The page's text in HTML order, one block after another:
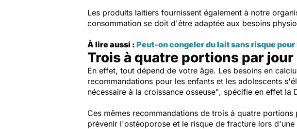
Les produits laitiers fournissent également à notre
consommation se doit d'être adaptée aux besoins
À lire aussi : Peut-on congeler du lait sans risque pour
Trois à quatre portions par
En effet, tout dépend de votre âge. Les besoins en
recommandations pour les enfants et les adolescents
nécessaire à la croissance osseuse", spécifie en effet la
Ces mêmes recommandations de trois à quatre
prévenir l'ostéoporose et le risque de fracture lors